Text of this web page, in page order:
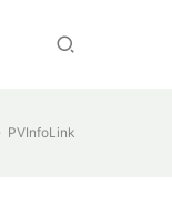
PVInfoLink